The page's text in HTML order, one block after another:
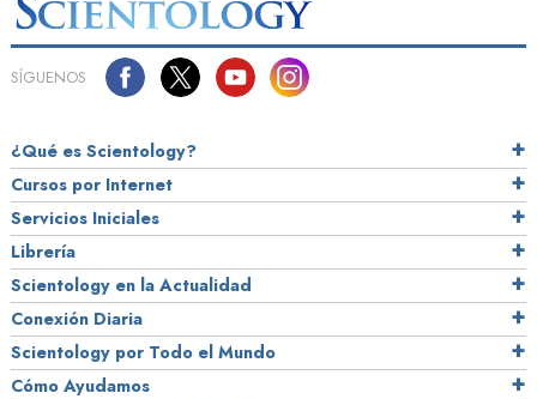
SÍGUENOS
¿Qué es Scientology?
Cursos por Internet
Servicios Iniciales
Librería
Scientology en la Actualidad
Conexión Diaria
Scientology por Todo el Mundo
Cómo Ayudamos